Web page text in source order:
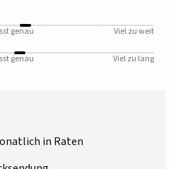
genau Viel zu weit
genau Viel zu lang
in Raten